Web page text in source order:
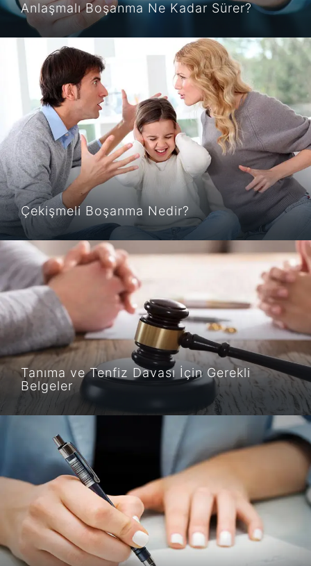
Anlaşmalı Boşanma Ne Kadar Sürer?
Çekişmeli Boşanma Nedir?
Tanıma ve Tenfiz Davası İçin Gerekli
Belgeler